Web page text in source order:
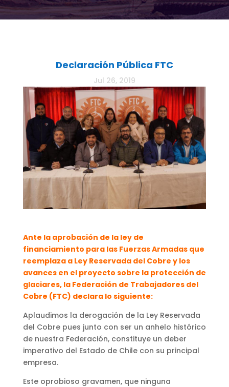
Declaración Pública FTC
Jul 26, 2019
Ante la aprobación de la ley de
financiamiento para las Fuerzas Armadas que
reemplaza a Ley Reservada del Cobre y los
avances en el proyecto sobre la protección de
glaciares, la Federación de Trabajadores del
Cobre (FTC) declara lo siguiente:
Aplaudimos la derogación de la Ley Reservada
del Cobre pues junto con ser un anhelo histórico
de nuestra Federación, constituye un deber
imperativo del Estado de Chile con su principal
empresa.
Este oprobioso gravamen, que ninguna